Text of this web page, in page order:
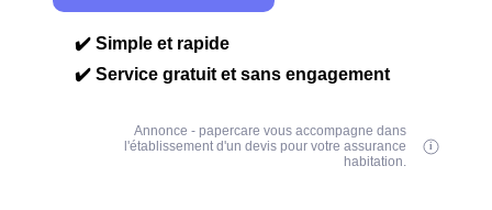
✔️ Simple et rapide
✔️ Service gratuit et sans engagement
Annonce - papercare vous accompagne dans
l'établissement d'un devis pour votre assurance
habitation.